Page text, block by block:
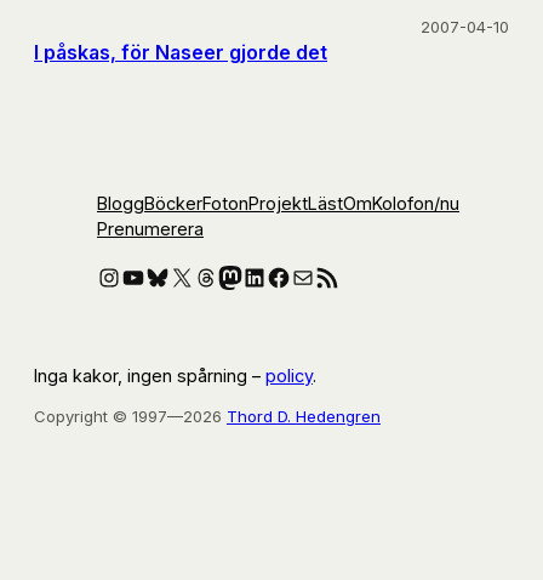
I påskas, för Naseer gjorde det
2007-04-10
BloggBöckerFotonProjektLästOmKolofon/nu
Prenumerera
Instagram
YouTube
Bluesky
X Threads
Mastodon
LinkedIn
Facebook
E-postRSS-flöde
Inga kakor, ingen spårning – policy.
Copyright © 1997—2026 Thord D. Hedengren